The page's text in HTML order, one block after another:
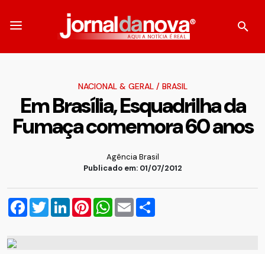
NACIONAL & GERAL/ BRASIL
Em Brasília, Esquadrilha da
Fumaça comemora 60 anos
Agência Brasil
Publicado em: 01/07/2012
Facebook
TwitterLinkedInPinterestWhatsApp
Email